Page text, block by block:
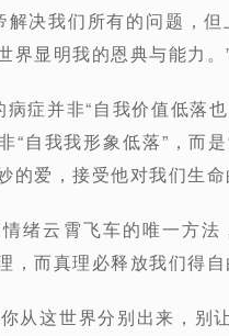
解决我们所有的问题，
界显明我的恩典与能力。
症并非“自我价值低落
“自我我形象低落”，而
的爱，接受他对我们生
绪云霄飞车的唯一方
，而真理必释放我们得
从这世界分别出来，别